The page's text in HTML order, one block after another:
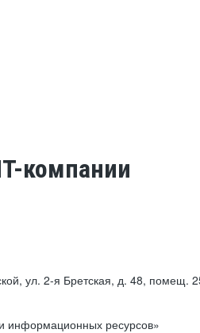
компании
ул. 2-я Бретская, д. 48, помещ.
информационных ресурсов»